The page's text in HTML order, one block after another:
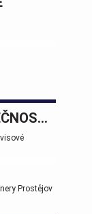
DEN OTEVŘENÝCH DVEŘÍ SPOLEČNOSTÍ WHP A BSW MACHINERY PROSTĚJOV